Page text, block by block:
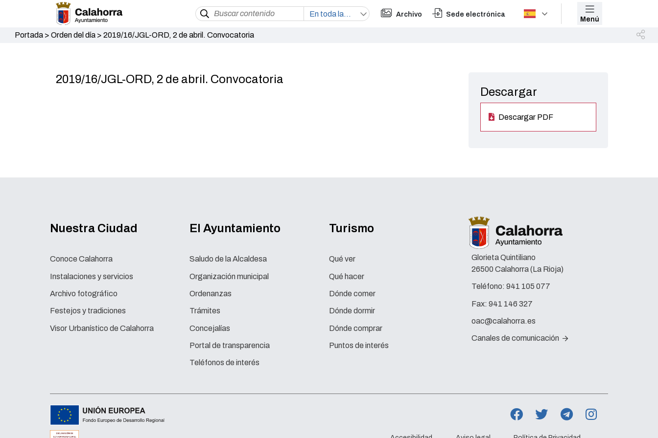
Archivo Sede electrónica
Menú
Portada> Orden del día> 2019/16/JGL-ORD, 2 de abril. Convocatoria
2019/16/JGL-ORD, 2 de abril. Convocatoria
Descargar
Descargar PDF
Nuestra Ciudad
Conoce Calahorra
Instalaciones y servicios
Archivo fotográfico
Festejos y tradiciones
Visor Urbanístico de Calahorra
El Ayuntamiento
Saludo de la Alcaldesa
Organización municipal
Ordenanzas
Trámites
Concejalías
Portal de transparencia
Teléfonos de interés
Turismo
Qué ver
Qué hacer
Dónde comer
Dónde dormir
Dónde comprar
Puntos de interés
Glorieta Quintiliano
26500 Calahorra (La Rioja)
Teléfono: 941 105 077
Fax: 941 146 327
oac@calahorra.es
Canales de comunicación